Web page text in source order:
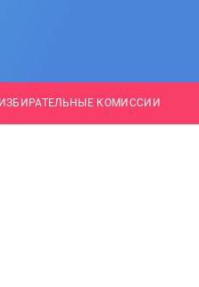
ИЗБИРАТЕЛЬНЫЕ КОМИССИИ